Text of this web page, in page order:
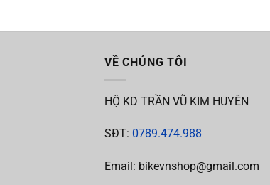
VỀ CHÚNG TÔI
HỘ KD TRẦN VŨ KIM HUYÊN
SĐT: 0789.474.988
Email: bikevnshop@gmail.com